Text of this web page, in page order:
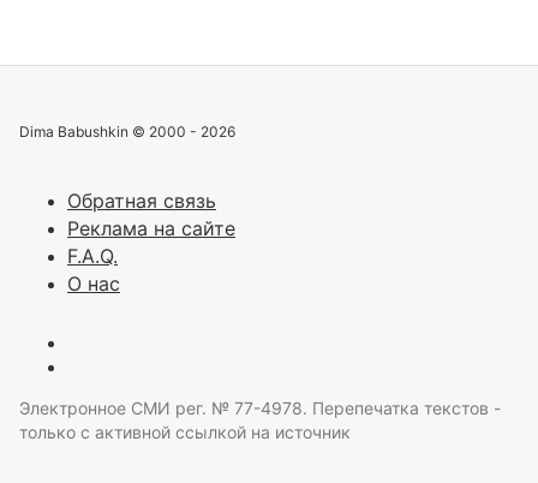
Dima Babushkin © 2000 - 2026
Обратная связь
Реклама на сайте
F.A.Q.
О нас
Электронное СМИ рег. № 77-4978. Перепечатка текстов -
только с активной ссылкой на источник